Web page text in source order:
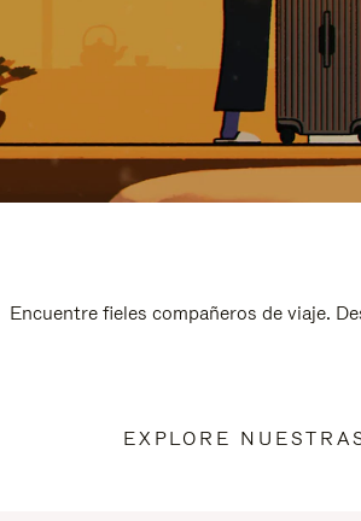
Encuentre fieles compañeros de viaje.
EXPLORE